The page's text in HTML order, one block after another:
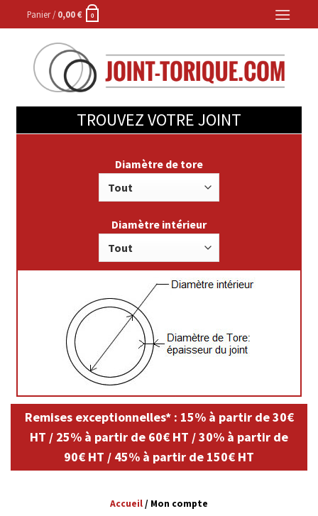
to
Panier /0,00€ 0
TROUVEZ VOTRE JOINT
Diamètre de tore
Diamètre intérieur
Remises exceptionnelles* : 15% à partir de 30€
HT / 25% à partir de 60€ HT / 30% à partir de
90€ HT / 45% à partir de 150€ HT
Accueil / Mon compte